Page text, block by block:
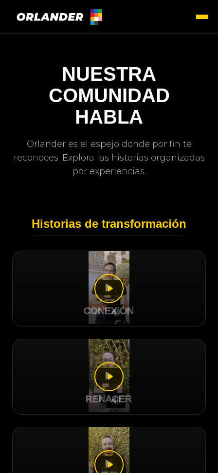
NUESTRA
COMUNIDAD
HABLA
Orlander es el espejo donde por fin te
reconoces. Explora las historias organizadas
por experiencias.
Historias de transformación
CONEXIÓN
RENACER